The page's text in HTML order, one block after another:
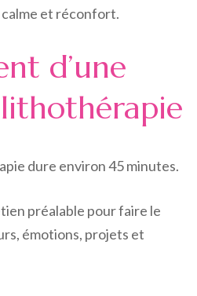
et réconfort.
d’une
dure environ 45 minutes.
préalable pour faire le
émotions, projets et